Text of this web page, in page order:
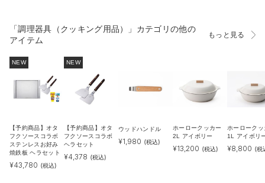
「調理器具（クッキング用品）」カテゴリの他の
アイテム
もっと見る
NEW
【予約商品】オタ
フクソースコラボ
ステンレスお好み
焼鉄板 ヘラセット
¥43,780 (税込)
NEW
【予約商品】オタ
フクソースコラボ
ヘラセット
¥4,378 (税込)
ウッドハンドル
¥1,980 (税込)
ホーロークッカー
2L アイボリー
¥13,200 (税込)
ホーロークッ
1L アイボリ
¥8,800 (税